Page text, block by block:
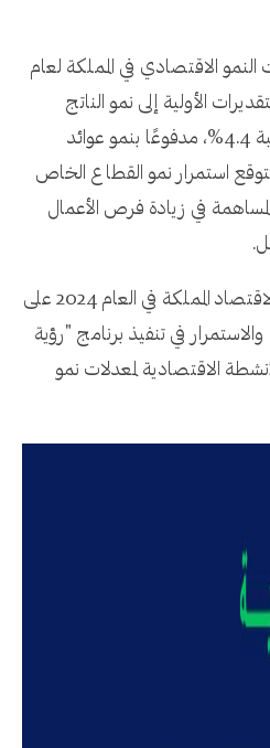
الاقتصادي في المملكة لعام
الأولية إلى نمو الناتج
المحلي الإجمالي الحقيقي بنسبة 4.4%، مدفوعًا بنمو عوائد
استمرار نمو القطاع الخاص
في زيادة فرص الأعمال
كما بنيت التوقعات المتفائلة لاقتصاد المملكة في العام 2024 على
والاستمرار في تنفيذ برنامج "رؤية
الأنشطة الاقتصادية لمعدلات نمو